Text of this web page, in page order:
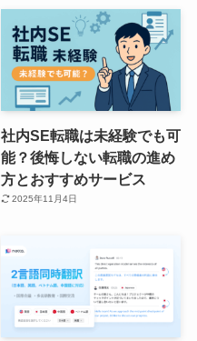
社内SE転職は未経験でも可
能？後悔しない転職の進め
方とおすすめサービス
2025年11月4日